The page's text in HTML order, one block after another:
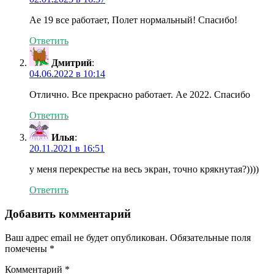
Ае 19 все работает, Полет нормальный! Спасибо!
Ответить
Дмитрий:
04.06.2022 в 10:14
Отлично. Все прекрасно работает. Ae 2022. Спасибо
Ответить
Илья:
20.11.2021 в 16:51
у меня перекрестье на весь экран, точно крякнутая?))))
Ответить
Добавить комментарий
Ваш адрес email не будет опубликован. Обязательные поля
помечены *
Комментарий *